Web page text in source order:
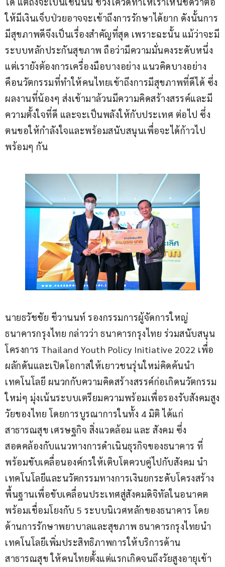
ให้มีเงินเจ็บป่วยอาจจะเข้าถึงการรักษาได้ยาก ดังนั้นการ
มีสุขภาพดีจึงเป็นเรื่องสำคัญที่สุด เพราะฉะนั้น แม้ว่าจะมี
ระบบหลักประกันสุขภาพ ถือว่ามีความมั่นคงระดับหนึ่ง
แต่เรายังต้องการเครื่องมือบางอย่าง แนวคิดบางอย่าง
คือนวัตกรรมที่ทำให้คนไทยเข้าถึงการมีสุขภาพที่ดีได้ ซึ่ง
ผลงานที่น้องๆ ส่งเข้ามาล้วนมีความคิดสร้างสรรค์และมี
ความตั้งใจที่ดี และจะเป็นพลังให้กับประเทศ ต่อไป ซึ่ง
ตนขอให้กำลังใจและพร้อมสนับสนุนเพื่อจะได้ก้าวไป
พร้อมๆ กัน
นายธวัชชัย ชีวานนท์ รองกรรมการผู้จัดการใหญ่
ธนาคารกรุงไทย กล่าวว่า ธนาคารกรุงไทย ร่วมสนับสนุน
โครงการ Thailand Youth Policy Initiative 2022 เพื่อ
ผลักดันและเปิดโอกาสให้เยาวชนรุ่นใหม่คิดค้นนำ
เทคโนโลยี ผนวกกับความคิดสร้างสรรค์ก่อเกิดนวัตกรรม
ใหม่ๆ มุ่งเน้นระบบเตรียมความพร้อมเพื่อรองรับสังคมสูง
วัยของไทย โดยการบูรณาการในทั้ง 4 มิติ ได้แก่
สาธารณสุข เศรษฐกิจ สิ่งแวดล้อม และ สังคม ซึ่ง
สอดคล้องกับแนวทางการดำเนินธุรกิจของธนาคาร ที่
พร้อมขับเคลื่อนองค์กรให้เติบโตควบคู่ไปกับสังคม นำ
เทคโนโลยีและนวัตกรรมทางการเงินยกระดับโครงสร้าง
พื้นฐานเพื่อขับเคลื่อนประเทศสู่สังคมดิจิทัลในอนาคต
พร้อมเชื่อมโยงกับ 5 ระบบนิเวศหลักของธนาคาร โดย
ด้านการรักษาพยาบาลและสุขภาพ ธนาคารกรุงไทยนำ
เทคโนโลยีเพิ่มประสิทธิภาพการให้บริการด้าน
สาธารณสุข ให้คนไทยตั้งแต่แรกเกิดจนถึงวัยสูงอายุเข้า